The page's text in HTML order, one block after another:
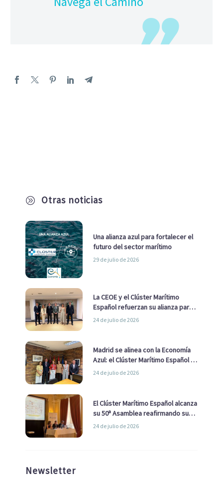
A Otras noticias
Una alianza azul para fortalecer el
futuro del sector marítimo
29 de julio de 2026
La CEOE y el Clúster Marítimo
Español refuerzan su alianza para
impulsar una estrategia Nacional
24 de julio de 2026
Madrid se alinea con la Economía
Azul: el Clúster Marítimo Español y
la Real Liga Naval avanzan alianzas
24 de julio de 2026
El Clúster Marítimo Español alcanza
su 50ª Asamblea reafirmando su
liderazgo en la Economía Azul
24 de julio de 2026
Newsletter